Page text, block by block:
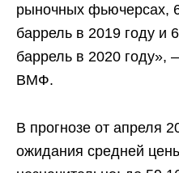
рыночных фьючерсах,
баррель в 2019 году и
баррель в 2020 году»,
ВМФ.
В прогнозе от апреля
ожидания средней